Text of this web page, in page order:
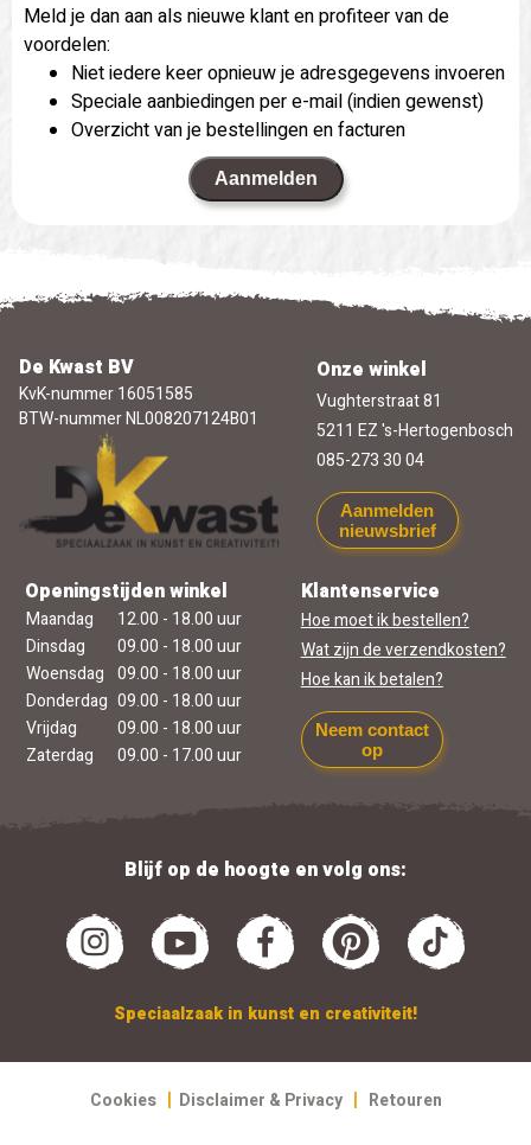
Meld je dan aan als nieuwe klant en profiteer van de
voordelen:
Niet iedere keer opnieuw je adresgegevens invoeren
Speciale aanbiedingen per e-mail (indien gewenst)
Overzicht van je bestellingen en facturen
Aanmelden
De Kwast BV
KvK-nummer 16051585
BTW-nummer NL008207124B01
Onze winkel
Vughterstraat 81
5211 EZ 's-Hertogenbosch
085-273 30 04
Aanmelden
nieuwsbrief
Openingstijden winkel
Maandag
12.00 - 18.00 uur
Dinsdag
09.00 - 18.00 uur
Woensdag 09.00 - 18.00 uur
Donderdag 09.00 - 18.00 uur
Vrijdag
09.00 - 18.00 uur
Zaterdag
09.00 - 17.00 uur
Klantenservice
Hoe moet ik bestellen?
Wat zijn de verzendkosten?
Hoe kan ik betalen?
Neem contact
op
Blijf op de hoogte en volg ons:
Speciaalzaak in kunst en creativiteit!
Cookies | Disclaimer & Privacy | Retouren